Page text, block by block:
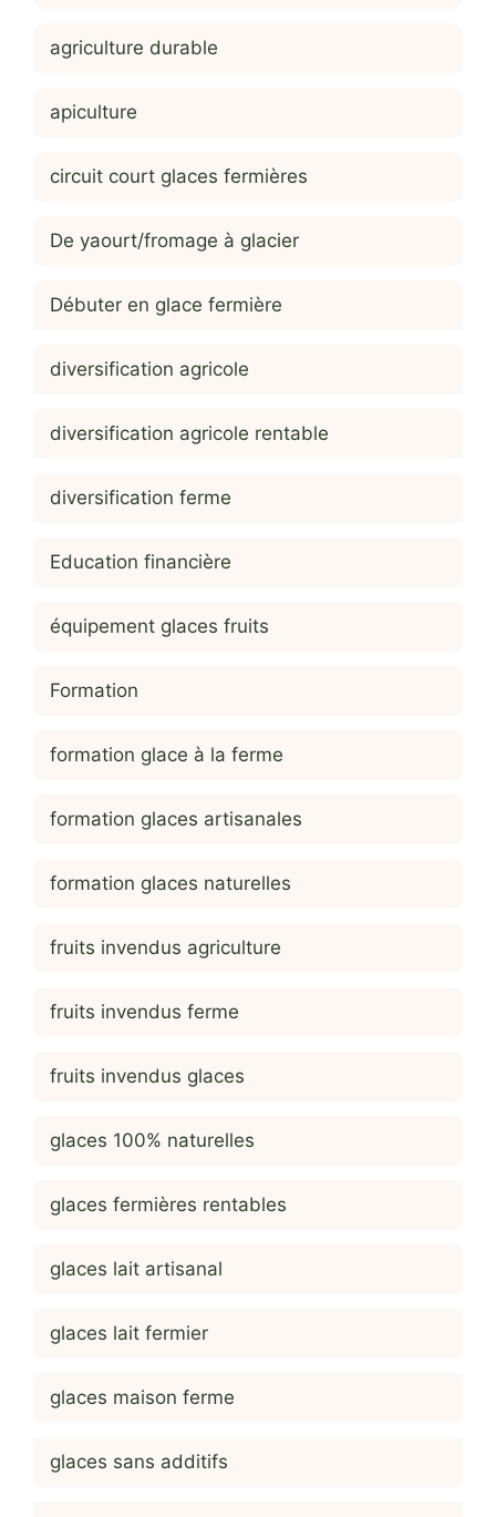
agriculture durable
apiculture
circuit court glaces fermières
De yaourt/fromage à glacier
Débuter en glace fermière
diversification agricole
diversification agricole rentable
diversification ferme
Education financière
équipement glaces fruits
Formation
formation glace à la ferme
formation glaces artisanales
formation glaces naturelles
fruits invendus agriculture
fruits invendus ferme
fruits invendus glaces
glaces 100% naturelles
glaces fermières rentables
glaces lait artisanal
glaces lait fermier
glaces maison ferme
glaces sans additifs